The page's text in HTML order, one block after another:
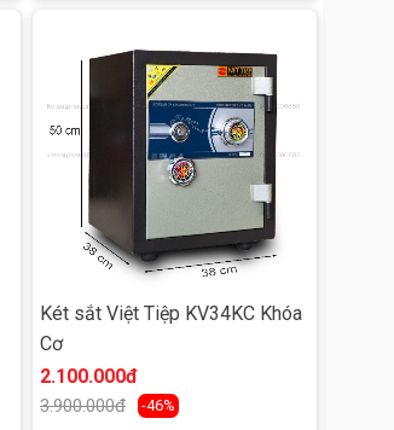
Két sắt Việt Tiệp KV34KC Khóa
Cơ
2.100.000đ
3.900.000đ -46%